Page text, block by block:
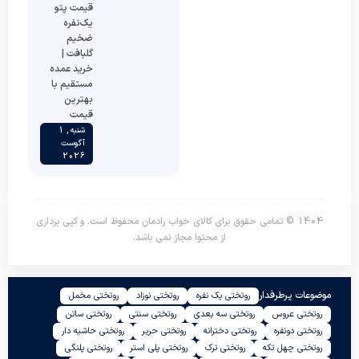
قیمت پتو
یک‌نفره
ضخیم
گلبافت |
خرید عمده
مستقیم با
بهترین
قیمت
شنبه , 1
آگوست
2026
1404 © تمامی حقوق برای کالای خواب رادمان محفوظ است. و کپی برداری
از محتوا مجاز نمی باشد.
موضوعات پرطرفدار روتختی یک نفره روتختی نوزاد
روتختی مخمل
روتختی عروس
روتختی سه بعدی روتختی سنتی
روتختی ساتن
روتختی دونفره
روتختی دخترانه روتختی حریر
روتختی حاشیه دار
روتختی چهل تکه
روتختی ترک روتختی پلی استر
روتختی پلنگی